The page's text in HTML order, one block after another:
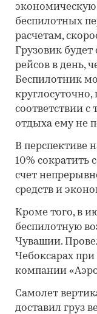
беспилотных
расчетам,
Грузовик
рейсов в день,
Беспилотник
соответствии
отдыха ему не
В перспективе
10% сократить
счет
средств и
Кроме того, в
беспилотную
Чувашии.
Чебоксарах
компании
Самолет
доставил груз